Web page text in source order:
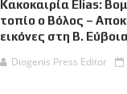
Κακοκαιρία Elias:
τοπίο ο Βόλος –
εικόνες στη Β.
Diogenis Press Editor